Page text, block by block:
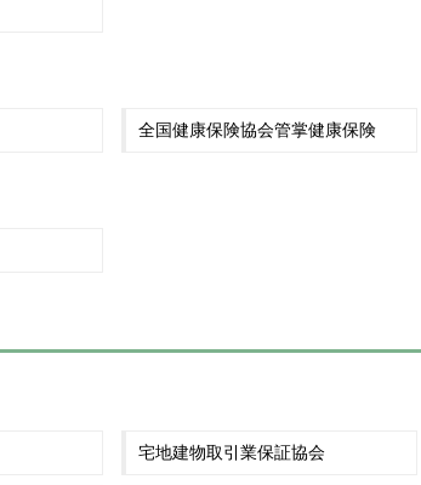
全国健康保険協会管掌健康保険
宅地建物取引業保証協会